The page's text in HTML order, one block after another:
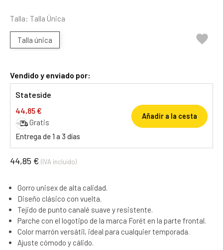
Talla: Talla Única
Talla única 
Vendido y enviado por:
Stateside
44,85 €
Gratis
Entrega de 1 a 3 días
Añadir a la cesta
44,85 € (IVA incluido)
Gorro unisex de alta calidad.
Diseño clásico con vuelta.
Tejido de punto canalé suave y resistente.
Parche con el logotipo de la marca Forét en la parte frontal.
Color marrón versátil, ideal para cualquier temporada.
Ajuste cómodo y cálido.